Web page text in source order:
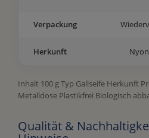
Verpackung
Herkunft
Inhalt 100 g Typ Gallseife Herkunft
Metalldose Plastikfrei Biologisch
Qualität &